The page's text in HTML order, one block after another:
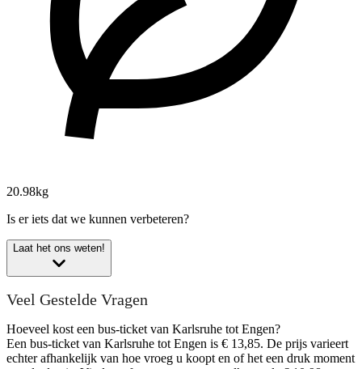
20.98kg
Is er iets dat we kunnen verbeteren?
Laat het ons weten!
Veel Gestelde Vragen
Hoeveel kost een bus-ticket van Karlsruhe tot Engen?
Een bus-ticket van Karlsruhe tot Engen is € 13,85. De prijs varieert
echter afhankelijk van hoe vroeg u koopt en of het een druk moment